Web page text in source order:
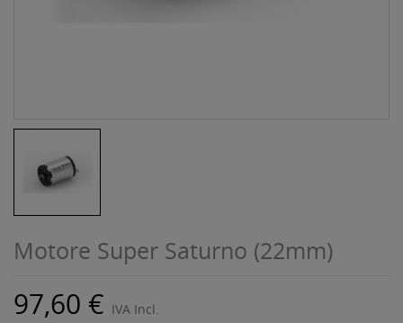
Motore Super Saturno (22mm)
97,60 € IVA Incl.